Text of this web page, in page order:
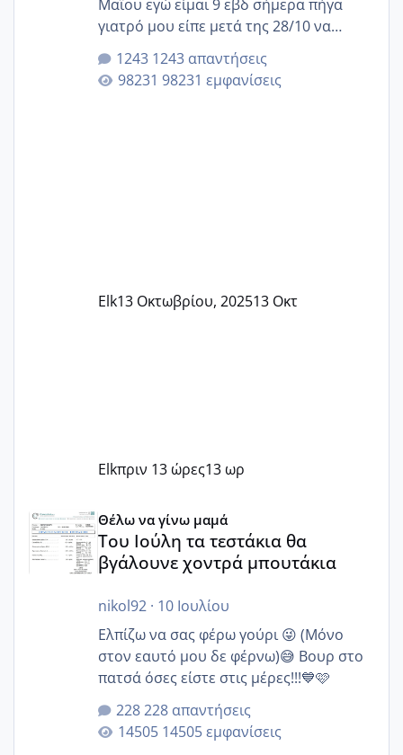
Μαΐου εγώ είμαι 9 εβδ σήμερα πήγα
γιατρό μου είπε μετά της 28/10 να
κλείσω ραντεβού για την αυχενική είναι
καμιά άλλη κοπέλα να γεννάει Μάιο ;;
1243 απαντήσεις
98231 εμφανίσεις
Elk13 Οκτωβρίου, 202513 Οκτ
Elkπριν 13 ώρες13 ωρ
Θέλω να γίνω μαμά
Του Ιούλη τα τεστάκια θα
βγάλουνε χοντρά μπουτάκια
nikol92· 10 Ιουλίου
Ελπίζω να σας φέρω γούρι 😜 (Μόνο
στον εαυτό μου δε φέρνω)😅 Βουρ στο
πατσά όσες είστε στις μέρες!!!💙🩷
228 απαντήσεις
14505 εμφανίσεις